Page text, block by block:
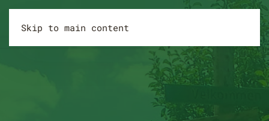
Skip to main content